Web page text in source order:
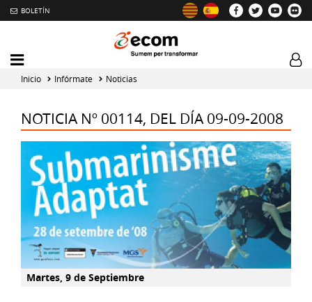
BOLETÍN
Intercambiador
del
menú
Inicio Infórmate Noticias
NOTICIA Nº 00114, DEL DÍA 09-09-2008
Martes, 9 de Septiembre